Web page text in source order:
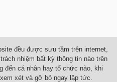
đều được sưu tầm trên internet,
nhiệm bất kỳ thông tin nào trên
đến cá nhân hay tổ chức nào, khi
xét và gỡ bỏ ngay lập tức.